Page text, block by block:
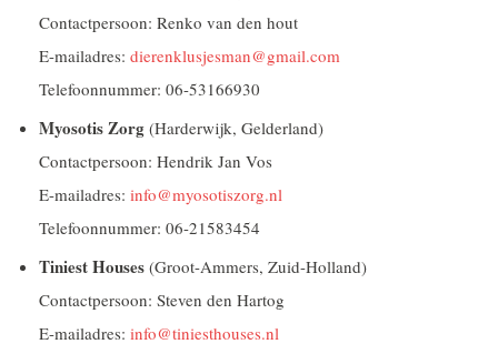
Contactpersoon: Renko van den hout
E-mailadres: dierenklusjesman@gmail.com
Telefoonnummer: 06-53166930
Myosotis Zorg (Harderwijk, Gelderland)
Contactpersoon: Hendrik Jan Vos
E-mailadres: info@myosotiszorg.nl
Telefoonnummer: 06-21583454
Tiniest Houses (Groot-Ammers, Zuid-Holland)
Contactpersoon: Steven den Hartog
E-mailadres: info@tiniesthouses.nl